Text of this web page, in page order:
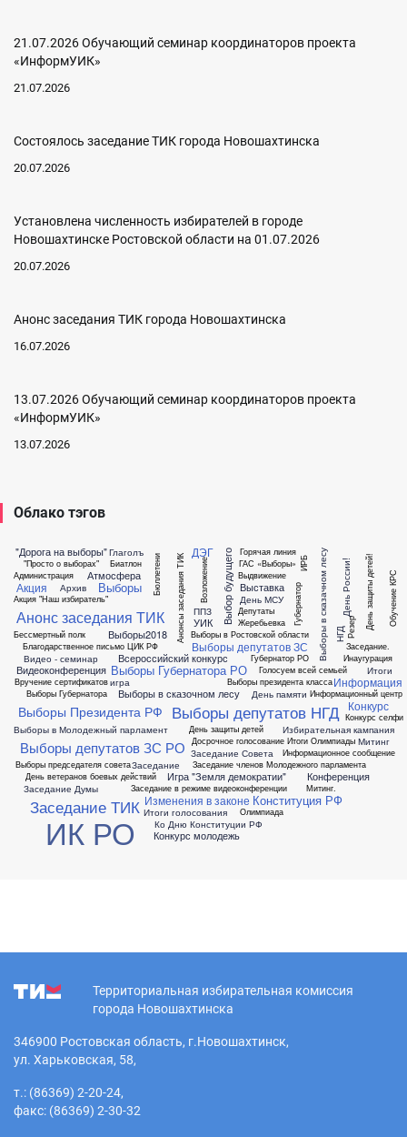
21.07.2026 Обучающий семинар координаторов проекта
«ИнформУИК»
21.07.2026
Состоялось заседание ТИК города Новошахтинска
20.07.2026
Установлена численность избирателей в городе
Новошахтинске Ростовской области на 01.07.2026
20.07.2026
Анонс заседания ТИК города Новошахтинска
16.07.2026
13.07.2026 Обучающий семинар координаторов проекта
«ИнформУИК»
13.07.2026
Облако тэгов
"Дорога на выборы"
"Просто о выборах"
Администрация
Акция
Акция "Наш избиратель"
Анонс заседания ТИК Анонсы заседания ТИК
Архив
Атмосфера
Бессмертный полк
Биатлон
Благодарственное письмо ЦИК РФ
Бюллетени
Видео - семинар
Видеоконференция
Возложение
Вручение сертификатов
Всероссийский конкурс
Выбор будущего
Выборы
Выборы Губернатора
Выборы Губернатора РО
Выборы Президента РФ
Выборы в Молодежный парламент
Выборы в Ростовской области Выборы в сказачном лесу
Выборы в сказочном лесу
Выборы депутатов ЗС
Выборы депутатов ЗС РО
Выборы депутатов НГД
Выборы председателя совета
Выборы президента класса
Выборы2018
Выдвижение
Выставка
ГАС «Выборы»
Глаголъ
Голосуем всей семьей
Горячая линия
Губернатор
Губернатор РО
ДЭГ
День МСУ День России!
День ветеранов боевых действий
День защиты детей
День защиты детей!
День памяти
Депутаты
Досрочное голосование
Жеребьевка
Заседание
Заседание Думы
Заседание Совета
Заседание ТИК
Заседание в режиме видеоконференции
Заседание членов Молодежного парламента
Заседание.
ИК РО
ИРБ
Игра "Земля демократии"
Избирательная кампания
Изменения в законе
Инаугурация
Информационное сообщение
Информационный центр
Информация
Итоги
Итоги Олимпиады
Итоги голосования
Ко Дню Конституции РФ
Конкурс
Конкурс молодежь
Конкурс селфи
Конституция РФ
Конференция
Митинг
Митинг.
НГД
Обучение КРС
Олимпиада
ППЗ
Резер
УИК
игра
Территориальная избирательная комиссия
города Новошахтинска
346900 Ростовская область, г.Новошахтинск,
ул. Харьковская, 58,
т.: (86369) 2-20-24,
факс: (86369) 2-30-32